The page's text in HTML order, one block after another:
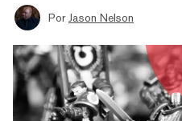
Por Jason Nelson